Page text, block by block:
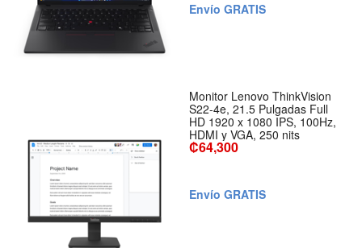
Envío GRATIS
Monitor Lenovo ThinkVision
S22-4e, 21.5 Pulgadas Full
HD 1920 x 1080 IPS, 100Hz,
HDMI y VGA, 250 nits
₡64,300
Envío GRATIS